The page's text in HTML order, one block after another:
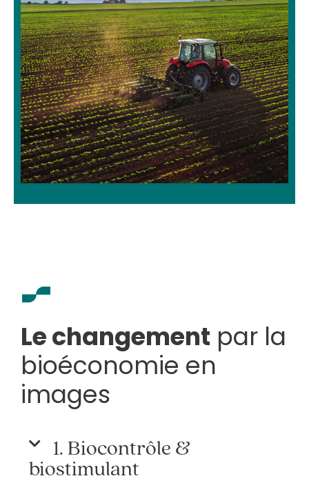
Le changement par la
bioéconomie en
images
1. Biocontrôle &
biostimulant